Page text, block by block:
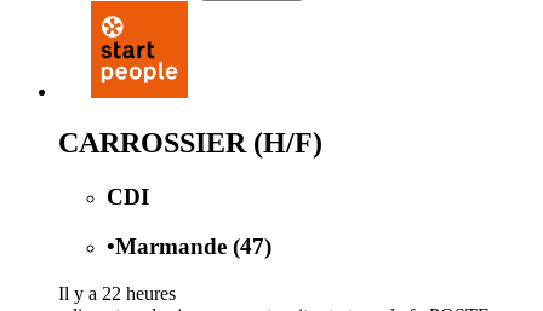
CARROSSIER (H/F)
CDI
•Marmande (47)
Il y a 22 heures